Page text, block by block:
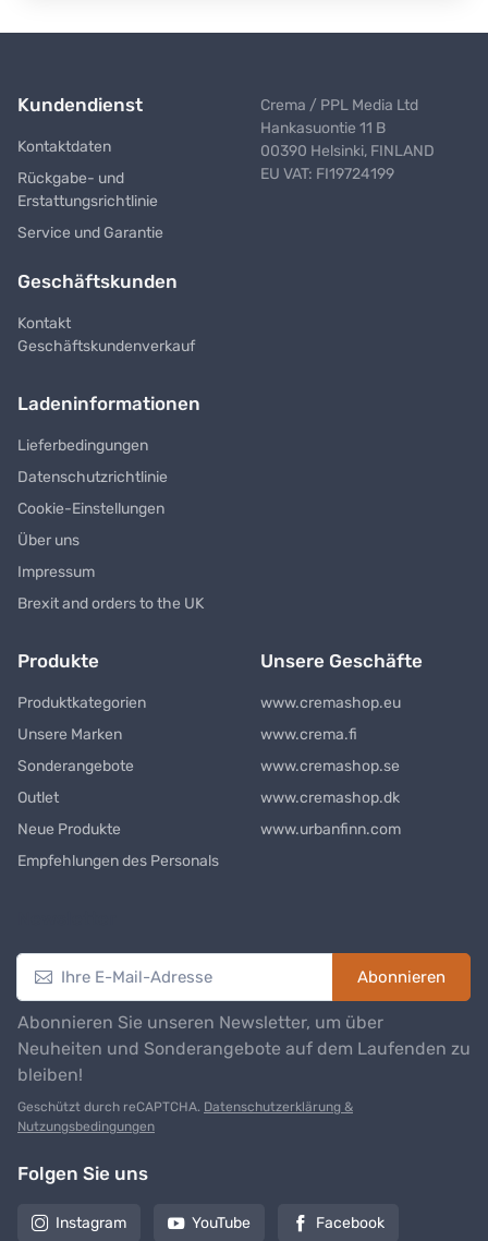
Kundendienst
Kontaktdaten
Rückgabe- und
Erstattungsrichtlinie
Service und Garantie
Geschäftskunden
Kontakt
Geschäftskundenverkauf
Crema / PPL Media Ltd
Hankasuontie 11 B
00390 Helsinki, FINLAND
EU VAT: FI19724199
Ladeninformationen
Lieferbedingungen
Datenschutzrichtlinie
Cookie-Einstellungen
Über uns
Impressum
Brexit and orders to the UK
Produkte
Produktkategorien
Unsere Marken
Sonderangebote
Outlet
Neue Produkte
Empfehlungen des Personals
Unsere Geschäfte
www.cremashop.eu
www.crema.fi
www.cremashop.se
www.cremashop.dk
www.urbanfinn.com
Abonnieren
Abonnieren Sie unseren Newsletter, um über
Neuheiten und Sonderangebote auf dem Laufenden zu
bleiben!
Geschützt durch reCAPTCHA. Datenschutzerklärung &
Nutzungsbedingungen
Folgen Sie uns
Instagram YouTube Facebook